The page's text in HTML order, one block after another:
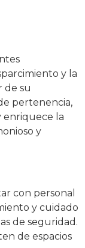
y la
de su
pertenencia,
enriquece la
y
con personal
y cuidado
de seguridad.
de espacios